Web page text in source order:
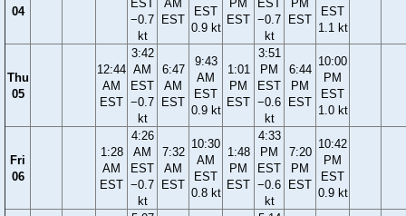
04
EST
−0.7
kt
AM
EST
EST
0.9 kt
PM
EST
EST
−0.7
kt
PM
EST
EST
1.1 kt
Thu
05
12:44
AM
EST
3:42
AM
EST
−0.7
kt
6:47
AM
EST
9:43
AM
EST
0.9 kt
1:01
PM
EST
3:51
PM
EST
−0.6
kt
6:44
PM
EST
10:00
PM
EST
1.0 kt
Fri
06
1:28
AM
EST
4:26
AM
EST
−0.7
kt
7:32
AM
EST
10:30
AM
EST
0.8 kt
1:48
PM
EST
4:33
PM
EST
−0.6
kt
7:20
PM
EST
10:42
PM
EST
0.9 kt